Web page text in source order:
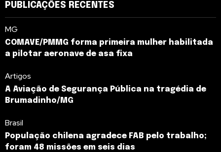
PUBLICAÇÕES RECENTES
MG
COMAVE/PMMG forma primeira mulher habilitada
a pilotar aeronave de asa fixa
Artigos
A Aviação de Segurança Pública na tragédia de
Brumadinho/MG
Brasil
População chilena agradece FAB pelo trabalho;
foram 48 missões em seis dias